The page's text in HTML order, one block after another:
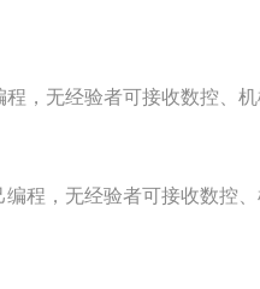
，无经验者可接收数控、
程，无经验者可接收数控